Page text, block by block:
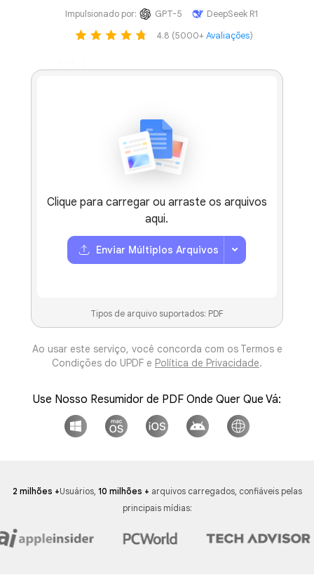
Clique para carregar ou arraste os arquivos
aqui.
Enviar Múltiplos Arquivos
Tipos de arquivo suportados: PDF
Ao usar este serviço, você concorda com os Termos e
Condições do UPDF e Política de Privacidade.
Use Nosso Resumidor de PDF Onde Quer Que Vá:
2 milhões +Usuários, 10 milhões + arquivos carregados, confiáveis pelas
principais mídias: